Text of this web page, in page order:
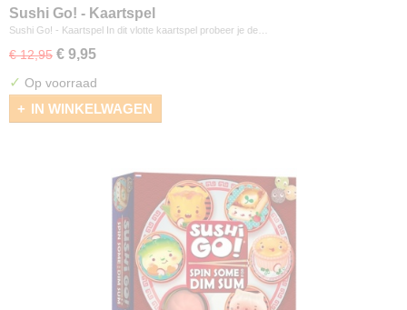
Sushi Go! - Kaartspel
Sushi Go! - Kaartspel In dit vlotte kaartspel probeer je de…
€ 12,95 € 9,95
✓ Op voorraad
IN WINKELWAGEN